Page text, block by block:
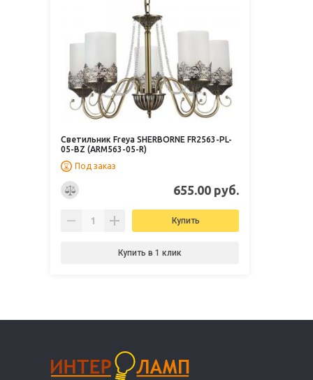
Светильник Freya SHERBORNE FR2563-PL-
05-BZ (ARM563-05-R)
Под заказ
655.00 руб.
Купить
Купить в 1 клик